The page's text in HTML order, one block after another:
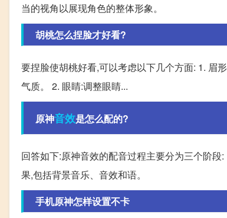
当的视角以展现角色的整体形象。
胡桃怎么捏脸才好看?
要捏脸使胡桃好看,可以考虑以下几个方面: 1. 眉
气质。 2. 眼睛:调整眼睛...
原神音效是怎么配的?
回答如下:原神音效的配音过程主要分为三个阶
果,包括背景音乐、音效和语。
手机原神怎样设置不卡